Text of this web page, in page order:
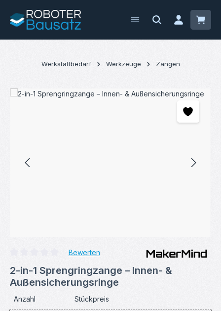
Zum Hauptinhalt springen
Werkstattbedarf Werkzeuge Zangen
Bildergalerie überspringen
Bewerten
2-in-1 Sprengringzange – Innen- &
Außensicherungsringe
Anzahl Stückpreis